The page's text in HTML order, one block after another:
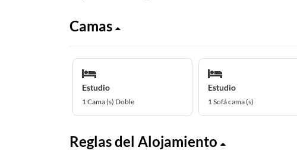
Camas
Estudio
1 Cama (s) Doble
Estudio
1 Sofá cama (s)
Reglas del Alojamiento